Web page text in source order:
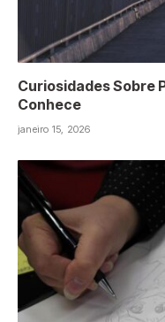
Curiosidades Sobre
Conhece
janeiro 15, 2026